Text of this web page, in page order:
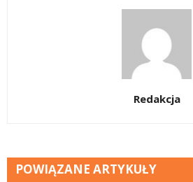
Redakcja
POWIĄZANE ARTYKUŁY